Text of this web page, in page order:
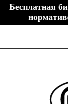
Бесплатная